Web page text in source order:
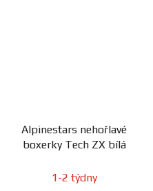
Alpinestars nehořlavé
boxerky Tech ZX bílá
1-2 týdny